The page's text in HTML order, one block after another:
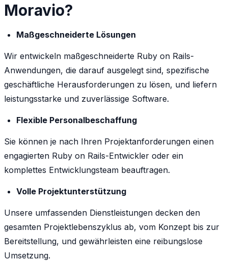
Moravio?
Maßgeschneiderte Lösungen
Wir entwickeln maßgeschneiderte Ruby on Rails-
Anwendungen, die darauf ausgelegt sind, spezifische
geschäftliche Herausforderungen zu lösen, und liefern
leistungsstarke und zuverlässige Software.
Flexible Personalbeschaffung
Sie können je nach Ihren Projektanforderungen einen
engagierten Ruby on Rails-Entwickler oder ein
komplettes Entwicklungsteam beauftragen.
Volle Projektunterstützung
Unsere umfassenden Dienstleistungen decken den
gesamten Projektlebenszyklus ab, vom Konzept bis zur
Bereitstellung, und gewährleisten eine reibungslose
Umsetzung.